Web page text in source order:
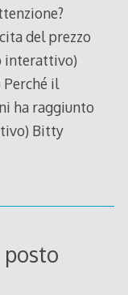
del prezzo
interattivo)
il
ha raggiunto
Bitty
posto